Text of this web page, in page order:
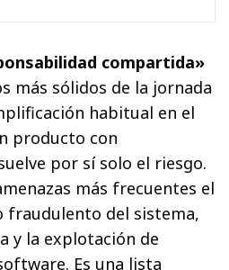
compartida»
más sólidos de la jornada
habitual en el
producto con
por sí solo el riesgo.
más frecuentes el
fraudulento del sistema,
y la explotación de
Es una lista